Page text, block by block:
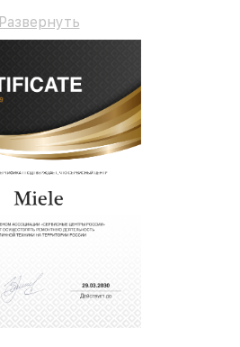
Развернуть